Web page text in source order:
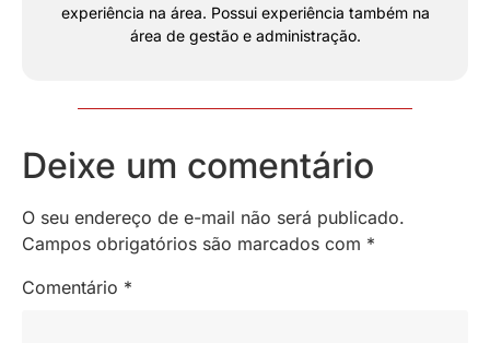
experiência na área. Possui experiência também na
área de gestão e administração.
Deixe um comentário
O seu endereço de e-mail não será publicado.
Campos obrigatórios são marcados com *
Comentário *